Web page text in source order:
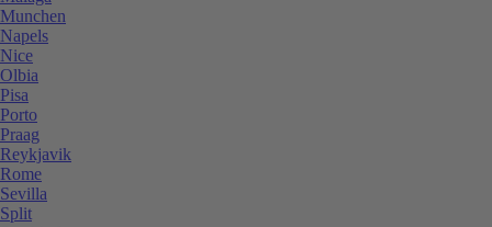
Munchen
Napels
Nice
Olbia
Pisa
Porto
Praag
Reykjavik
Rome
Sevilla
Split